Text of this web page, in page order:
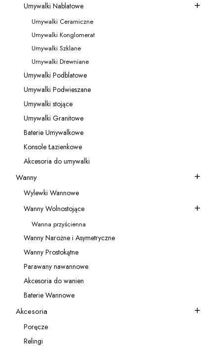
Kategoria - Umywalki Nablatowe
Umywalki Nablatowe
Kategoria - Umywalki Ceramiczne
Umywalki Ceramiczne
Kategoria - Umywalki Konglomerat
Umywalki Konglomerat
Kategoria - Umywalki Szklane
Umywalki Szklane
Kategoria - Umywalki Drewniane
Umywalki Drewniane
Kategoria - Umywalki Podblatowe
Umywalki Podblatowe
Kategoria - Umywalki Podwieszane
Umywalki Podwieszane
Kategoria - Umywalki stojące
Umywalki stojące
Kategoria - Umywalki Granitowe
Umywalki Granitowe
Kategoria - Baterie Umywalkowe
Baterie Umywalkowe
Kategoria - Konsole Łazienkowe
Konsole Łazienkowe
Kategoria - Akcesoria do umywalki
Akcesoria do umywalki
Kategoria - Wanny
Wanny
Kategoria - Wylewki Wannowe
Wylewki Wannowe
Kategoria - Wanny Wolnostojące
Wanny Wolnostojące
Kategoria - Wanna przyścienna
Wanna przyścienna
Kategoria - Wanny Narożne i Asymetryczne
Wanny Narożne i Asymetryczne
Kategoria - Wanny Prostokątne
Wanny Prostokątne
Kategoria - Parawany nawannowe
Parawany nawannowe
Kategoria - Akcesoria do wanien
Akcesoria do wanien
Kategoria - Baterie Wannowe
Baterie Wannowe
Kategoria - Akcesoria
Akcesoria
Kategoria - Poręcze
Poręcze
Relingi